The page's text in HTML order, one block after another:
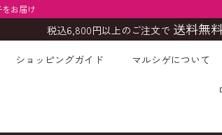
お届け
税込6,800円以上のご注文で 送料無
ショッピングガイド マルシゲについて